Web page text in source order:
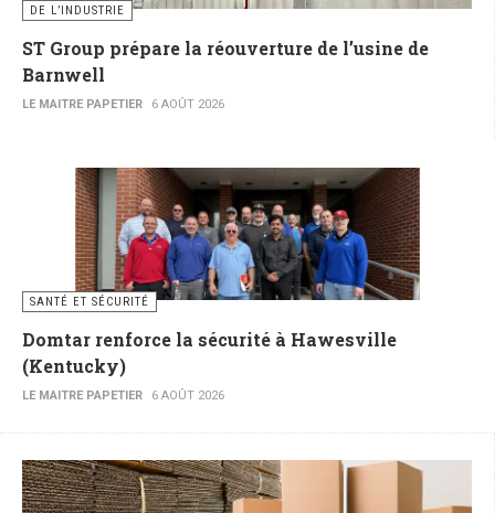
DE L’INDUSTRIE
ST Group prépare la réouverture de l’usine de
Barnwell
LE MAITRE PAPETIER 6 AOÛT 2026
SANTÉ ET SÉCURITÉ
Domtar renforce la sécurité à Hawesville
(Kentucky)
LE MAITRE PAPETIER 6 AOÛT 2026